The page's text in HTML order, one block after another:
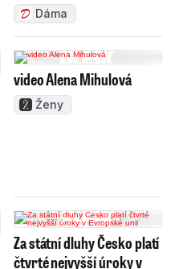
Dáma
video Alena Mihulová
Ženy
Za státní dluhy Česko platí
čtvrté nejvyšší úroky v